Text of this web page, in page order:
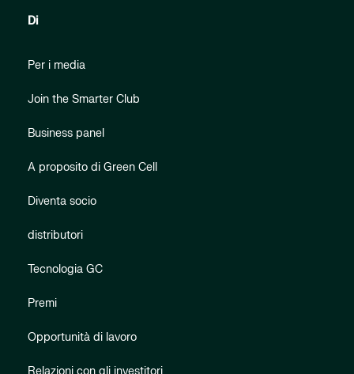
Di
Per i media
Join the Smarter Club
Business panel
A proposito di Green Cell
Diventa socio
distributori
Tecnologia GC
Premi
Opportunità di lavoro